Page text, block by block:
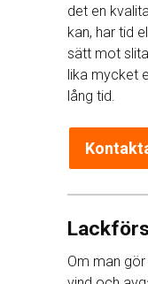
det en
kan, har tid
sätt mot
lika mycket
lång tid.
Om man